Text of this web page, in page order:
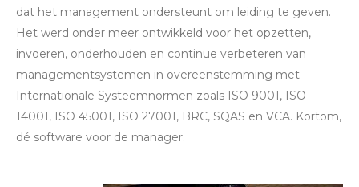
dat het management ondersteunt om leiding te geven.
Het werd onder meer ontwikkeld voor het opzetten,
invoeren, onderhouden en continue verbeteren van
managementsystemen in overeenstemming met
Internationale Systeemnormen zoals ISO 9001, ISO
14001, ISO 45001, ISO 27001, BRC, SQAS en VCA. Kortom,
dé software voor de manager.